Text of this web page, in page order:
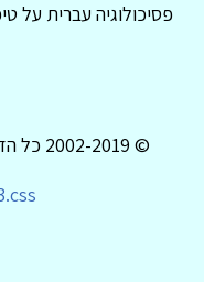
פסיכולוגיה עברית על
© 2002-2019 כל הזכויות שמורות לפסיכולוגיה עברית